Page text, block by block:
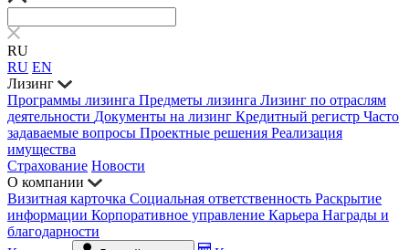
RU
RU EN
Лизинг
Программы лизинга Предметы лизинга Лизинг по отраслям
деятельности Документы на лизинг Кредитный регистр Часто
задаваемые вопросы Проектные решения Реализация
имущества
Страхование Новости
О компании
Визитная карточка Социальная ответственность Раскрытие
информации Корпоративное управление Карьера Награды и
благодарности